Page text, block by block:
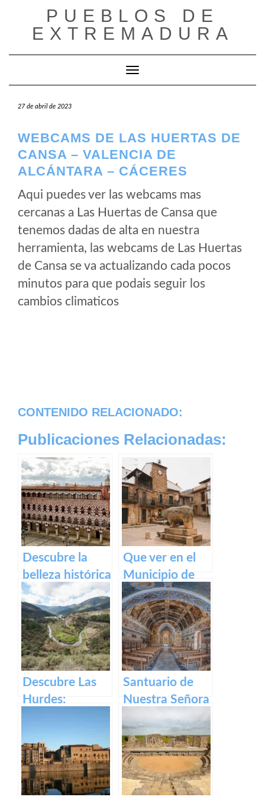
contenido
PUEBLOS DE
EXTREMADURA
Cambiar modo de navegación
27 de abril de 2023
WEBCAMS DE LAS HUERTAS DE
CANSA – VALENCIA DE
ALCÁNTARA – CÁCERES
Aqui puedes ver las webcams mas
cercanas a Las Huertas de Cansa que
tenemos dadas de alta en nuestra
herramienta, las webcams de Las Huertas
de Cansa se va actualizando cada pocos
minutos para que podais seguir los
cambios climaticos
CONTENIDO RELACIONADO:
Publicaciones Relacionadas:
Descubre la
belleza histórica
y cultural de
Plaza Alta de
Badajoz
Que ver en el
Municipio de
Segura de Toro
en caceres
Descubre Las
Hurdes:
rincones
ocultos en
Cáceres
Santuario de
Nuestra Señora
Historia,
devoción y
turismo en
España